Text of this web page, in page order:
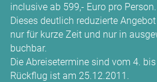
inclusive ab 599,- Euro pro Person.
Dieses deutlich reduzierte
nur für kurze Zeit und nur in
buchbar.
Die Abreisetermine sind vom 4.
Rückflug ist am 25.12.2011.